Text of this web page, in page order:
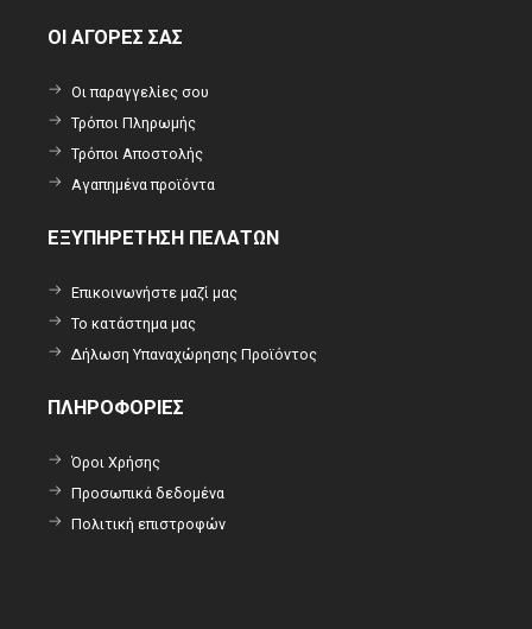
ΟΙ ΑΓΟΡΕΣ ΣΑΣ
Οι παραγγελίες σου
Τρόποι Πληρωμής
Τρόποι Αποστολής
Αγαπημένα προϊόντα
ΕΞΥΠΗΡΕΤΗΣΗ ΠΕΛΑΤΩΝ
Επικοινωνήστε μαζί μας
Το κατάστημα μας
Δήλωση Υπαναχώρησης Προϊόντος
ΠΛΗΡΟΦΟΡΙΕΣ
Όροι Χρήσης
Προσωπικά δεδομένα
Πολιτική επιστροφών